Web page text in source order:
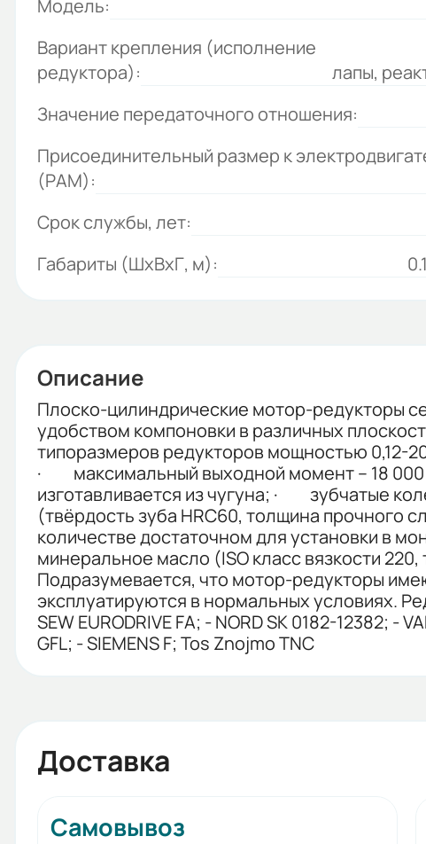
Модель:
Вариант крепления (исполнение
редуктора):
лапы,
Значение передаточного отношения:
Присоединительный размер к
(РАМ):
Срок службы, лет:
Габариты (ШхВхГ, м):
Описание
Плоско-цилиндрические мотор-редукторы
удобством компоновки в различных
типоразмеров редукторов мощностью 0,12-
· максимальный выходной момент – 18
изготавливается из чугуна; · зубчатые
(твёрдость зуба HRC60, толщина прочного
количестве достаточном для установки в
минеральное масло (ISO класс вязкости
Подразумевается, что мотор-редукторы
эксплуатируются в нормальных условиях.
SEW EURODRIVE FA; - NORD SK 0182-12382; -
GFL; - SIEMENS F; Tos Znojmo TNC
Доставка
Самовывоз